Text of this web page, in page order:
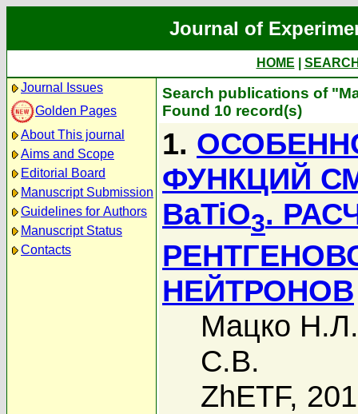
Journal of
HOME
Journal Issues
Golden Pages
About This journal
Aims and Scope
Editorial Board
Manuscript Submission
Guidelines for Authors
Manuscript Status
Contacts
Search publications of
Found 10 record(s)
1.
ФУНКЦИЙ
BaTiO3.
НЕЙТРОНОВ
Мацко Н.Л.
С.В.
ZhETF,